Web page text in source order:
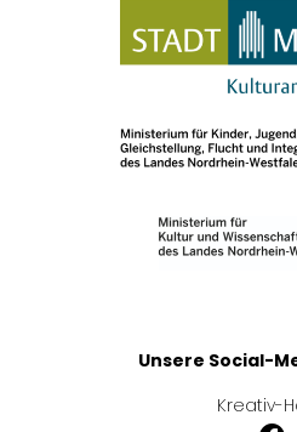
Unsere Social-
Kreativ-